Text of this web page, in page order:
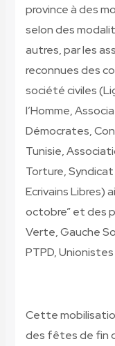
province à des
selon des
autres, par les
reconnues des
société civiles
l’Homme,
Démocrates,
Tunisie,
Torture,
Ecrivains Libres)
octobre” et des
Verte, Gauche
PTPD,
Cette
des fêtes de fin